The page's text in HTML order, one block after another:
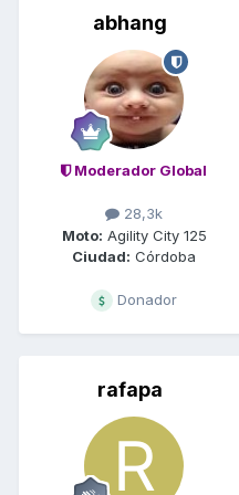
abhang
Moderador Global
28,3k
Moto: Agility City 125
Ciudad: Córdoba
Donador
rafapa